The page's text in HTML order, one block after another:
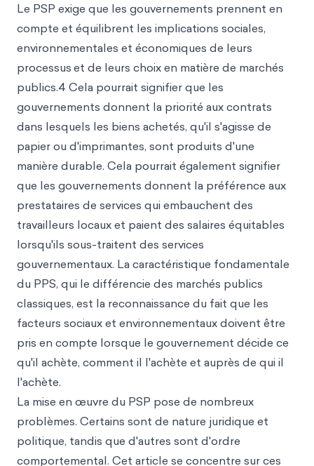
Le PSP exige que les gouvernements prennent en
compte et équilibrent les implications sociales,
environnementales et économiques de leurs
processuset de leurs choix en matière de marchés
publics.4 Cela pourrait signifier que les
gouvernements donnent la priorité aux contrats
dans lesquels les biens achetés, qu'il s'agisse de
papier ou d'imprimantes, sont produits d'une
manière durable. Cela pourrait également signifier
que les gouvernements donnent la préférence aux
prestataires de services qui embauchent des
travailleurs locaux et paient des salaires équitables
lorsqu'ils sous-traitent des services
gouvernementaux. La caractéristique fondamentale
du PPS, qui le différencie des marchés publics
classiques, est la reconnaissance du fait que les
facteurs sociaux et environnementaux doivent être
pris en compte lorsque le gouvernement décide ce
qu'il achète, comment il l'achète et auprès de qui il
l'achète.
La mise en œuvre du PSP pose de nombreux
problèmes. Certains sont de nature juridique et
politique, tandis que d'autres sont d'ordre
comportemental. Cet article se concentre sur ces